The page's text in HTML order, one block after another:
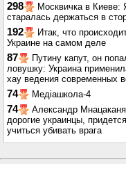
298
Москвичка в Киеве:
старалась держаться в
192
Итак, что
Украине на самом деле
87
Путину капут, он
ловушку: Украина
хау ведения современных
74 Медіашкола-4
74
Александр
дорогие украинцы, придется
учиться убивать врага